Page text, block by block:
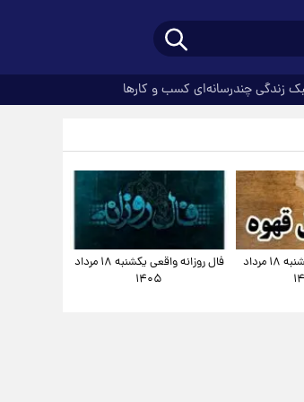
زندگیچندرسانه‌ای کسب و کارها
فال قهوه روزانه یکشنبه ۱۸ مرداد
فال روزانه واقعی یکشنبه ۱۸ مرداد
۱۴۰۵